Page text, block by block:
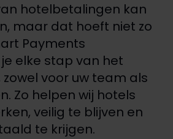
hotelbetalingen kan
maar dat hoeft niet zo
Payments
elke stap van het
voor uw team als
Zo helpen wij hotels
veilig te blijven en
te krijgen.